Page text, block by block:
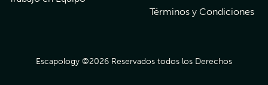
Términos y Condiciones
Escapology ©2026 Reservados todos los Derechos